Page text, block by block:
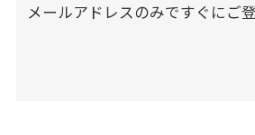
メールアドレスのみですぐにご